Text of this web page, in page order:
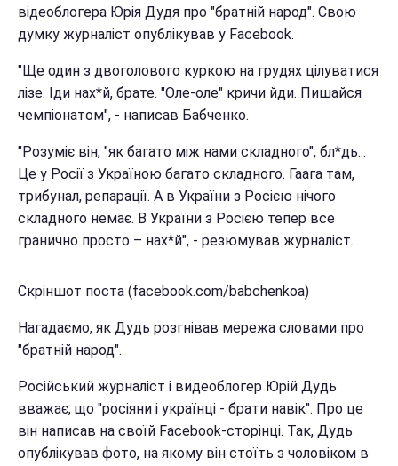
відеоблогера Юрія Дудя про "братній народ". Свою
думку журналіст опублікував у Facebook.
"Ще один з двоголового куркою на грудях цілуватися
лізе. Іди нах*й, брате. "Оле-оле" кричи йди. Пишайся
чемпіонатом", - написав Бабченко.
"Розуміє він, "як багато між нами складного", бл*дь...
Це у Росії з Україною багато складного. Гаага там,
трибунал, репарації. А в України з Росією нічого
складного немає. В України з Росією тепер все
гранично просто – нах*й", - резюмував журналіст.
Скріншот поста (facebook.com/babchenkoa)
Нагадаємо, як Дудь розгнівав мережа словами про
"братній народ".
Російський журналіст і видеоблогер Юрій Дудь
вважає, що "росіяни і українці - брати навік". Про це
він написав на своїй Facebook-сторінці. Так, Дудь
опублікував фото, на якому він стоїть з чоловіком в